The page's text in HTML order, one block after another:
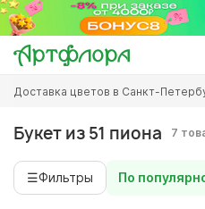
Перейти
основному
содержанию
Вы
здесь
Доставка цветов в Санкт-
Букет из 51 пиона 7
☰Фильтры По